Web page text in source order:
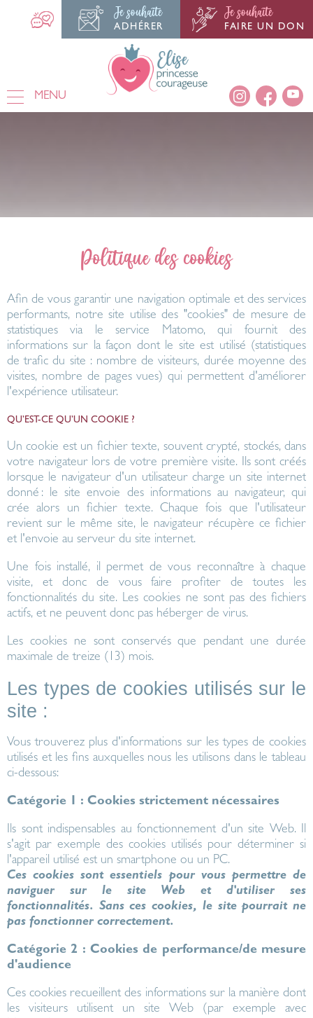
Je souhaite
ADHÉRER
Je souhaite
FAIRE UN DON
MENU
Politique des cookies
Afin de vous garantir une navigation optimale et des services
performants, notre site utilise des "cookies" de mesure de
statistiques via le service Matomo, qui fournit des
informations sur la façon dont le site est utilisé (statistiques
de trafic du site : nombre de visiteurs, durée moyenne des
visites, nombre de pages vues) qui permettent d'améliorer
l'expérience utilisateur.
QU’EST-CE QU’UN COOKIE ?
Uncookie est un fichier texte, souvent crypté, stockés, dans
votre navigateur lors de votre première visite. Ils sont créés
lorsque le navigateur d'un utilisateur charge un site internet
donné : le site envoie des informations au navigateur, qui
crée alors un fichier texte. Chaque fois que l'utilisateur
revient sur le même site, le navigateur récupère ce fichier
et l'envoie au serveur du site internet.
Une fois installé, il permet de vous reconnaître à chaque
visite, et donc de vous faire profiter de toutes les
fonctionnalités du site. Les cookies ne sont pas des fichiers
actifs, et ne peuvent donc pas héberger de virus.
Les cookies ne sont conservés que pendant une durée
maximale de treize (13) mois.
Les types de cookies utilisés sur le
site :
Vous trouverez plus d'informations sur les types de cookies
utilisés et les fins auxquelles nous les utilisons dans le tableau
ci-dessous:
Catégorie 1 : Cookies strictement nécessaires
Ils sont indispensables au fonctionnement d'un site Web. Il
s'agit par exemple des cookies utilisés pour déterminer si
l'appareil utilisé est un smartphone ou un PC.
Ces cookies sont essentiels pour vous permettre de
naviguer sur le site Web et d'utiliser ses
fonctionnalités. Sans ces cookies, le site pourrait ne
pas fonctionner correctement.
Catégorie 2 : Cookies de performance/de mesure
d'audience
Ces cookies recueillent des informations sur la manière dont
les visiteurs utilisent un site Web (par exemple avec